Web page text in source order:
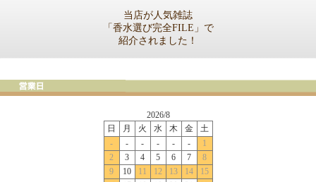
当店が人気雑誌
「香水選び完全FILE」で
紹介されました！